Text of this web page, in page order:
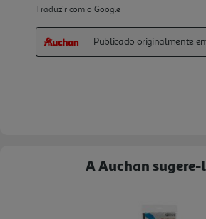
A Auchan sugere-